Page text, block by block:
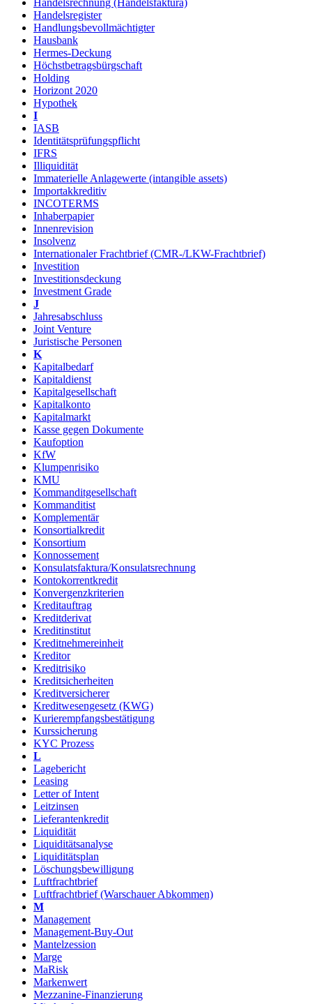
Handelsregister
Handlungsbevollmächtigter
Hausbank
Hermes-Deckung
Höchstbetragsbürgschaft
Holding
Horizont 2020
Hypothek
I
IASB
Identitätsprüfungspflicht
IFRS
Illiquidität
Immaterielle Anlagewerte (intangible assets)
Importakkreditiv
INCOTERMS
Inhaberpapier
Innenrevision
Insolvenz
Internationaler Frachtbrief (CMR-/LKW-Frachtbrief)
Investition
Investitionsdeckung
Investment Grade
J
Jahresabschluss
Joint Venture
Juristische Personen
K
Kapitalbedarf
Kapitaldienst
Kapitalgesellschaft
Kapitalkonto
Kapitalmarkt
Kasse gegen Dokumente
Kaufoption
KfW
Klumpenrisiko
KMU
Kommanditgesellschaft
Kommanditist
Komplementär
Konsortialkredit
Konsortium
Konnossement
Konsulatsfaktura/Konsulatsrechnung
Kontokorrentkredit
Konvergenzkriterien
Kreditauftrag
Kreditderivat
Kreditinstitut
Kreditnehmereinheit
Kreditor
Kreditrisiko
Kreditsicherheiten
Kreditversicherer
Kreditwesengesetz (KWG)
Kurierempfangsbestätigung
Kurssicherung
KYC Prozess
L
Lagebericht
Leasing
Letter of Intent
Leitzinsen
Lieferantenkredit
Liquidität
Liquiditätsanalyse
Liquiditätsplan
Löschungsbewilligung
Luftfrachtbrief
Luftfrachtbrief (Warschauer Abkommen)
M
Management
Management-Buy-Out
Mantelzession
Marge
MaRisk
Markenwert
Mezzanine-Finanzierung